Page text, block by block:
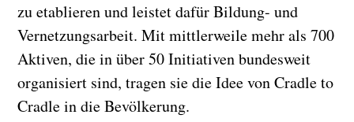
zu etablieren und leistet dafür Bildung- und
Vernetzungsarbeit. Mit mittlerweile mehr als 700
Aktiven, die in über 50 Initiativen bundesweit
organisiert sind, tragen sie die Idee von Cradle to
Cradle in die Bevölkerung.